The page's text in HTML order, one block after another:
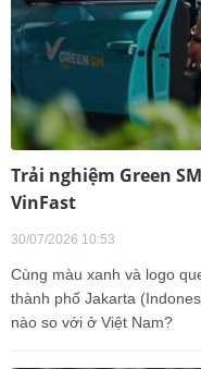
Trải nghiệm Green
VinFast
30/07/2026 10:53
Cùng màu xanh và logo
thành phố Jakarta
nào so với ở Việt Nam?